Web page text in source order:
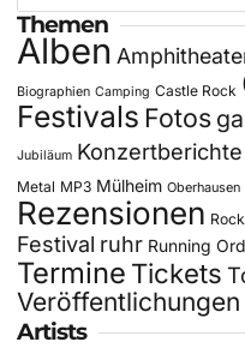
Themen
Alben
Biographien Camping Castle Rock
Festivals Fotos
Jubiläum Konzertberichte
Metal MP3 Mülheim Oberhausen
Rezensionen Rock
Festival ruhr Running
Termine Tickets
Veröffentlichungen
Artists